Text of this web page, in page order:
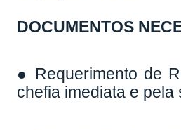
DOCUMENTOS
● Requerimento de
chefia imediata e pela